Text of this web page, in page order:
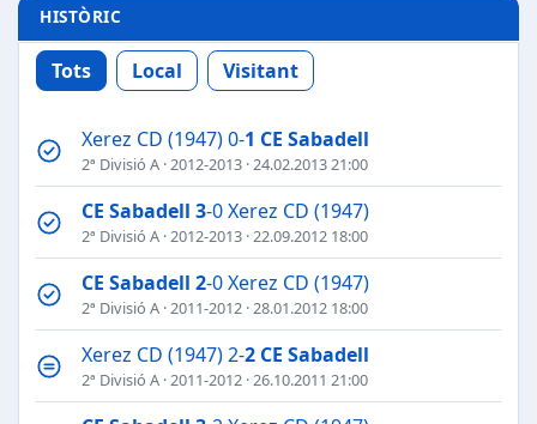
HISTÒRIC
Tots Local Visitant
Xerez CD (1947) 0-1 CE Sabadell
2ª Divisió A ·2012-2013 · 24.02.2013 21:00
CE Sabadell 3-0 Xerez CD (1947)
2ª Divisió A ·2012-2013 · 22.09.2012 18:00
CE Sabadell 2-0 Xerez CD (1947)
2ª Divisió A ·2011-2012 · 28.01.2012 18:00
Xerez CD (1947) 2-2 CE Sabadell
2ª Divisió A ·2011-2012 · 26.10.2011 21:00